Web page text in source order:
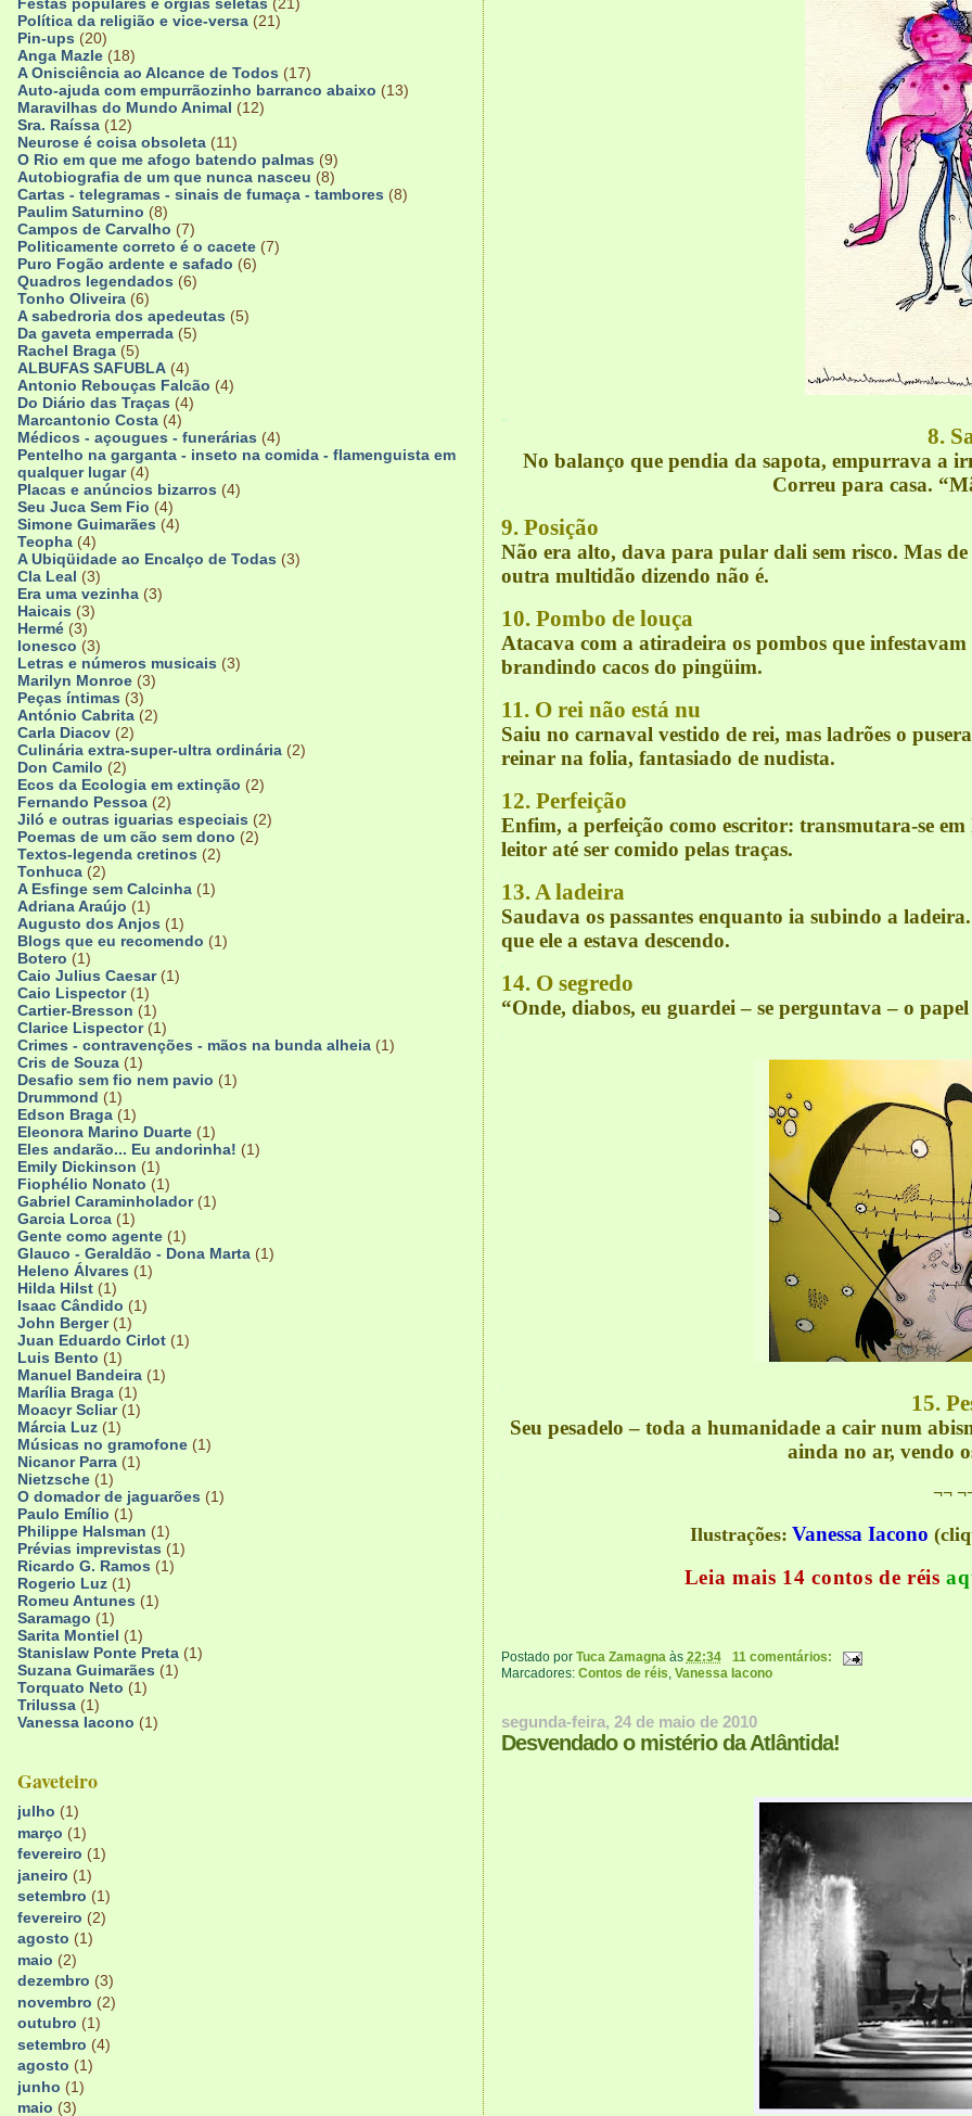
.
8.
No balanço que pendia da sapota, empurrava a
Correu para casa.
.
9. Posição
Não era alto, dava para pular dali sem risco. Mas
outra multidão dizendo não é.
.
10. Pombo de louça
Atacava com a atiradeira os pombos que
brandindo cacos do pingüim.
.
11. O rei não está nu
Saiu no carnaval vestido de rei, mas ladrões o
reinar na folia, fantasiado de nudista.
.
12. Perfeição
Enfim, a perfeição como escritor: transmutara-se
leitor até ser comido pelas traças.
.
13. Aladeira
Saudava os passantes enquanto ia subindo a
que ele a estava descendo.
.
14. O segredo
“Onde, diabos, eu guardei – se perguntava – o
.
.
15.
Seu pesadelo – toda a humanidade a cair num
ainda no ar, vendo
.
¬¬
.
Ilustrações: Vanessa Iacono
Leia mais 14 contos de réis
Postado por Tuca Zamagna às 22:34
11 comentários:
Marcadores: Contos de réis Vanessa Iacono
segunda-feira, 24 de maio de 2010
Desvendado o mistério da Atlântida!
Política da religião e vice-versa (21)
Pin-ups (20)
Anga Mazle (18)
A Onisciência ao Alcance de Todos (17)
Auto-ajuda com empurrãozinho barranco abaixo (13)
Maravilhas do Mundo Animal (12)
Sra. Raíssa (12)
Neurose é coisa obsoleta (11)
O Rio em que me afogo batendo palmas (9)
Autobiografia de um que nunca nasceu (8)
Cartas - telegramas - sinais de fumaça - tambores (8)
Paulim Saturnino (8)
Campos de Carvalho (7)
Politicamente correto é o cacete (7)
Puro Fogão ardente e safado (6)
Quadros legendados (6)
Tonho Oliveira (6)
A sabedroria dos apedeutas (5)
Da gaveta emperrada (5)
Rachel Braga (5)
ALBUFAS SAFUBLA (4)
Antonio Rebouças Falcão (4)
Do Diário das Traças (4)
Marcantonio Costa (4)
Médicos - açougues - funerárias (4)
Pentelho na garganta - inseto na comida - flamenguista em
qualquer lugar (4)
Placas e anúncios bizarros (4)
Seu Juca Sem Fio (4)
Simone Guimarães (4)
Teopha (4)
A Ubiqüidade ao Encalço de Todas (3)
Cla Leal (3)
Era uma vezinha (3)
Haicais (3)
Hermé (3)
Ionesco (3)
Letras e números musicais (3)
Marilyn Monroe (3)
Peças íntimas (3)
António Cabrita (2)
Carla Diacov (2)
Culinária extra-super-ultra ordinária (2)
Don Camilo (2)
Ecos da Ecologia em extinção (2)
Fernando Pessoa (2)
Jiló e outras iguarias especiais (2)
Poemas de um cão sem dono (2)
Textos-legenda cretinos (2)
Tonhuca (2)
A Esfinge sem Calcinha (1)
Adriana Araújo (1)
Augusto dos Anjos (1)
Blogs que eu recomendo (1)
Botero (1)
Caio Julius Caesar (1)
Caio Lispector (1)
Cartier-Bresson (1)
Clarice Lispector (1)
Crimes - contravenções - mãos na bunda alheia (1)
Cris de Souza (1)
Desafio sem fio nem pavio (1)
Drummond (1)
Edson Braga (1)
Eleonora Marino Duarte (1)
Eles andarão... Eu andorinha! (1)
Emily Dickinson (1)
Fiophélio Nonato (1)
Gabriel Caraminholador (1)
Garcia Lorca (1)
Gente como agente (1)
Glauco - Geraldão - Dona Marta (1)
Heleno Álvares (1)
Hilda Hilst (1)
Isaac Cândido (1)
John Berger (1)
Juan Eduardo Cirlot (1)
Luis Bento (1)
Manuel Bandeira (1)
Marília Braga (1)
Moacyr Scliar (1)
Márcia Luz (1)
Músicas no gramofone (1)
Nicanor Parra (1)
Nietzsche (1)
O domador de jaguarões (1)
Paulo Emílio (1)
Philippe Halsman (1)
Prévias imprevistas (1)
Ricardo G. Ramos (1)
Rogerio Luz (1)
Romeu Antunes (1)
Saramago (1)
Sarita Montiel (1)
Stanislaw Ponte Preta (1)
Suzana Guimarães (1)
Torquato Neto (1)
Trilussa (1)
Vanessa Iacono (1)
Gaveteiro
julho (1)
março (1)
fevereiro (1)
janeiro (1)
setembro (1)
fevereiro (2)
agosto (1)
maio (2)
dezembro (3)
novembro (2)
outubro (1)
setembro (4)
agosto (1)
junho (1)
maio (3)